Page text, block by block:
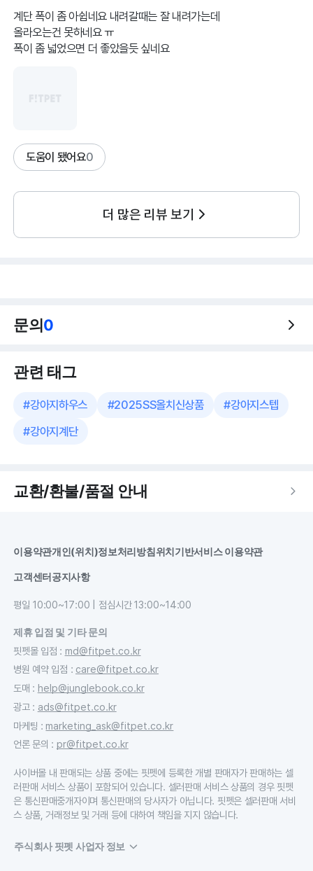
계단 폭이 좀 아쉽네요 내려갈때는 잘 내려가는데
올라오는건 못하네요 ㅠ
폭이 좀 넓었으면 더 좋았을듯 싶네요
도움이 됐어요0
더 많은 리뷰 보기
문의0
관련 태그
#강아지하우스 #2025SS올치신상품 #강아지스텝
#강아지계단
교환/환불/품절 안내
이용약관개인(위치)정보처리방침위치기반서비스 이용약관
고객센터공지사항
평일 10:00~17:00 | 점심시간 13:00~14:00
제휴 입점 및 기타 문의
핏펫몰 입점 : md@fitpet.co.kr
병원 예약 입점 : care@fitpet.co.kr
도매 : help@junglebook.co.kr
광고: ads@fitpet.co.kr
마케팅 : marketing_ask@fitpet.co.kr
언론 문의 : pr@fitpet.co.kr
사이버몰 내 판매되는 상품 중에는 핏펫에 등록한 개별 판매자가 판매하는 셀
러판매 서비스 상품이 포함되어 있습니다. 셀러판매 서비스 상품의 경우 핏펫
은 통신판매중개자이며 통신판매의 당사자가 아닙니다. 핏펫은 셀러판매 서비
스 상품, 거래정보 및 거래 등에 대하여 책임을 지지 않습니다.
주식회사 핏펫 사업자 정보